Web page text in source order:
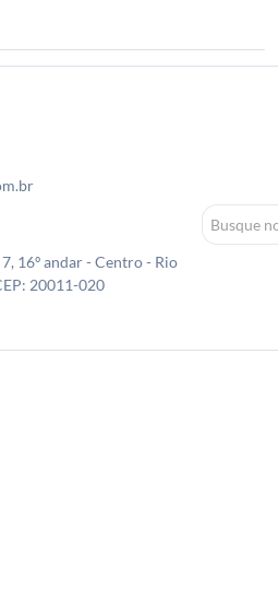
16º andar - Centro - Rio
20011-020